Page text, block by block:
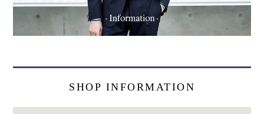
SHOP INFORMATION